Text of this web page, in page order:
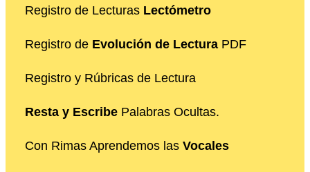
Registro de Lecturas Lectómetro
Registro de Evolución de Lectura PDF
Registro y Rúbricas de Lectura
Resta y Escribe Palabras Ocultas.
Con Rimas Aprendemos las Vocales